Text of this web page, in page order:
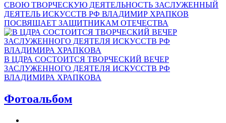
СВОЮ ТВОРЧЕСКУЮ ДЕЯТЕЛЬНОСТЬ ЗАСЛУЖЕННЫЙ
ДЕЯТЕЛЬ ИСКУССТВ РФ ВЛАДИМИР ХРАПКОВ
ПОСВЯЩАЕТ ЗАЩИТНИКАМ ОТЕЧЕСТВА
В ЦДРА СОСТОИТСЯ ТВОРЧЕСКИЙ ВЕЧЕР
ЗАСЛУЖЕННОГО ДЕЯТЕЛЯ ИСКУССТВ РФ
ВЛАДИМИРА ХРАПКОВА
Фотоальбом